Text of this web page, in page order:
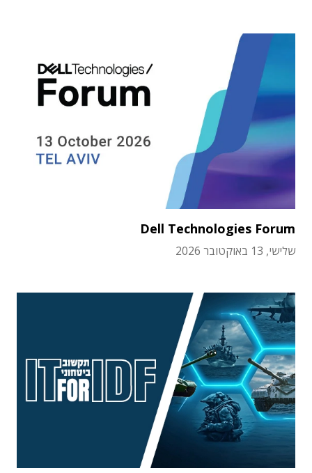
Dell Technologies Forum
שלישי, 13 באוקטובר 2026